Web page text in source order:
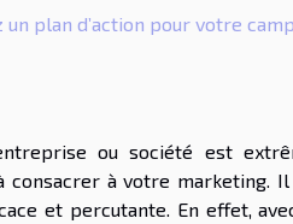
un plan d’action pour votre
ou société est
à votre marketing.
et percutante. En effet,